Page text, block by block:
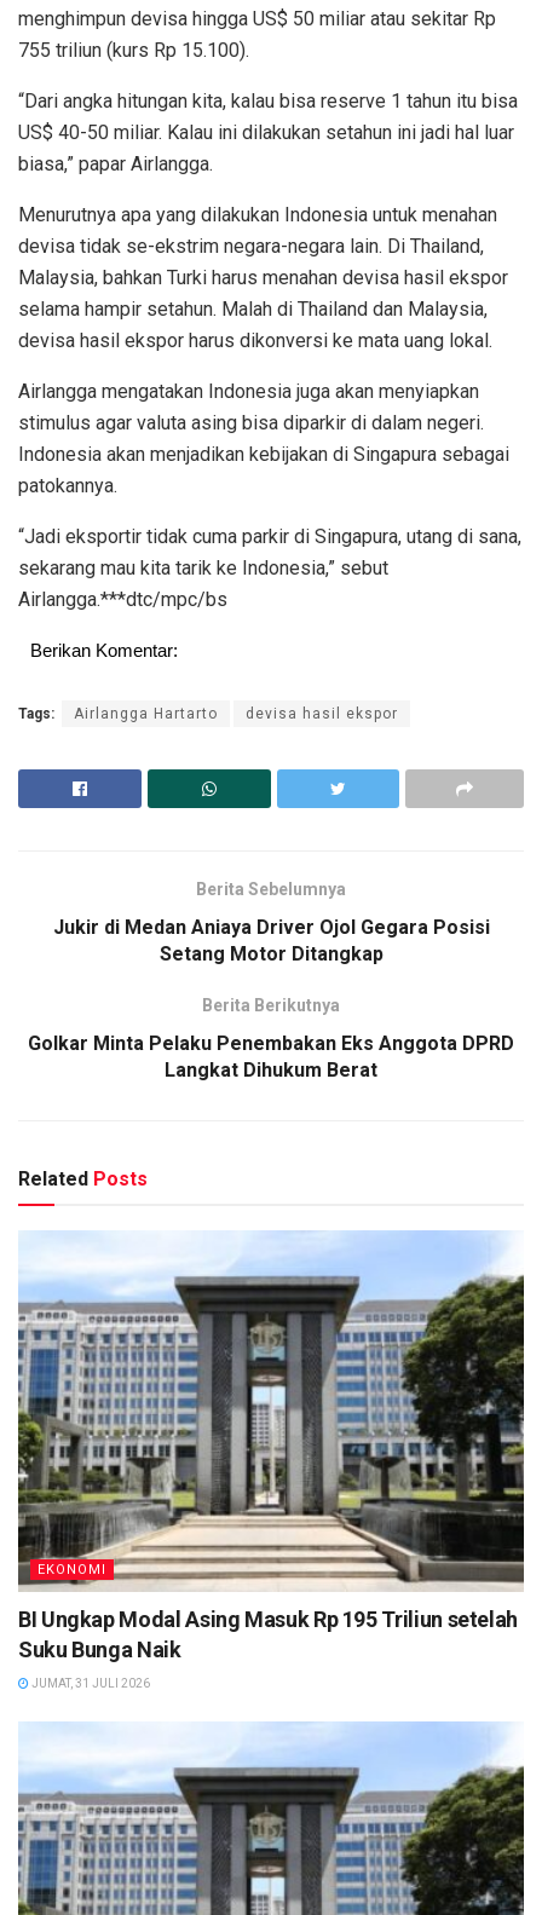
menghimpun devisa hingga US$ 50 miliar atau sekitar Rp
755 triliun (kurs Rp 15.100).
“Dari angka hitungan kita, kalau bisa reserve 1 tahun itu bisa
US$ 40-50 miliar. Kalau ini dilakukan setahun ini jadi hal luar
biasa,” papar Airlangga.
Menurutnya apa yang dilakukan Indonesia untuk menahan
devisa tidak se-ekstrim negara-negara lain. Di Thailand,
Malaysia, bahkan Turki harus menahan devisa hasil ekspor
selama hampir setahun. Malah di Thailand dan Malaysia,
devisa hasil ekspor harus dikonversi ke mata uang lokal.
Airlangga mengatakan Indonesia juga akan menyiapkan
stimulus agar valuta asing bisa diparkir di dalam negeri.
Indonesia akan menjadikan kebijakan di Singapura sebagai
patokannya.
“Jadi eksportir tidak cuma parkir di Singapura, utang di sana,
sekarang mau kita tarik ke Indonesia,” sebut
Airlangga.***dtc/mpc/bs
Berikan Komentar:
Tags: Airlangga Hartarto devisa hasil ekspor
Berita Sebelumnya
Jukir di Medan Aniaya Driver Ojol Gegara Posisi
Setang Motor Ditangkap
Berita Berikutnya
Golkar Minta Pelaku Penembakan Eks Anggota DPRD
Langkat Dihukum Berat
Related Posts
EKONOMI
BI Ungkap Modal Asing Masuk Rp 195 Triliun setelah
Suku Bunga Naik
JUMAT, 31 JULI 2026